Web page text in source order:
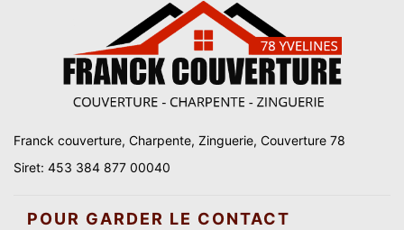
Franck couverture, Charpente, Zinguerie, Couverture 78
Siret: 453 384 877 00040
POUR GARDER LE CONTACT